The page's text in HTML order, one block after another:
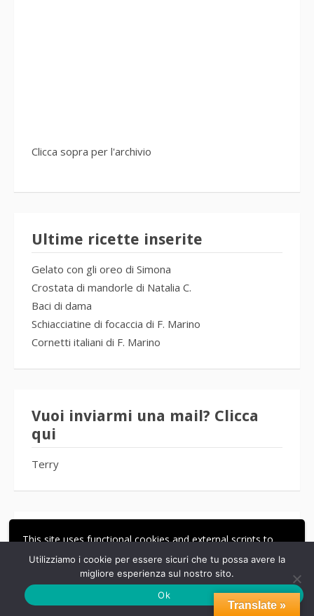
This site uses functional cookies and external scripts to
improve your experience.
LE MIE IMPOSTAZIONI
ACCETTA
Clicca sopra per l'archivio
Ultime ricette inserite
Gelato con gli oreo di Simona
Crostata di mandorle di Natalia C.
Baci di dama
Schiacciatine di focaccia di F. Marino
Cornetti italiani di F. Marino
Vuoi inviarmi una mail? Clicca
qui
Terry
Seguimi
Translate »
Utilizziamo i cookie per essere sicuri che tu possa avere la
migliore esperienza sul nostro sito.
Ok